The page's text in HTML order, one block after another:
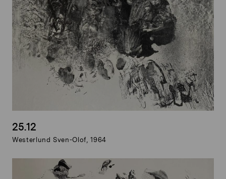
25.12
Westerlund Sven-Olof, 1964